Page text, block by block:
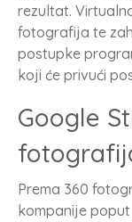
rezultat.
fotografija te
postupke
koji će privući
Google
Prema 360
kompanije